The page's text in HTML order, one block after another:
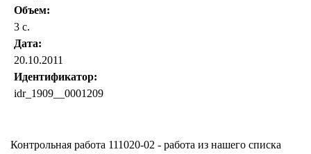
Объем:
3 с.
Дата:
20.10.2011
Идентификатор:
idr_1909__0001209
Контрольная работа 111020-02 - работа из нашего списка